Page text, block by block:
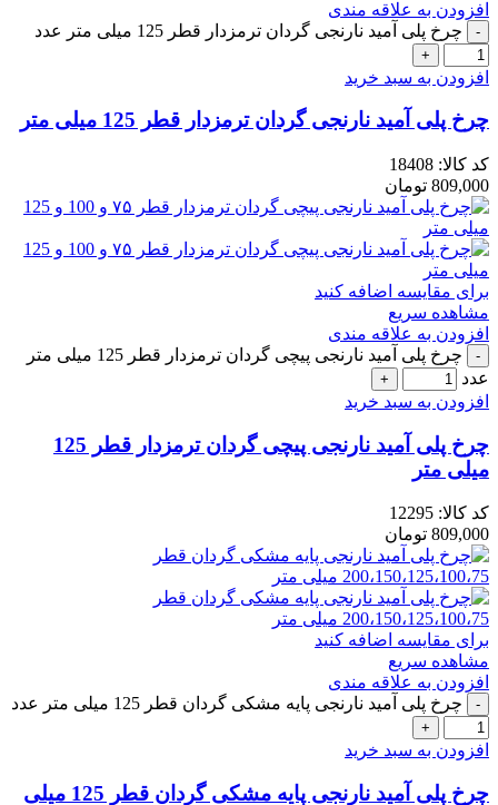
افزودن به علاقه مندی
چرخ پلی آمید نارنجی گردان ترمزدار قطر 125 میلی متر عدد
افزودن به سبد خرید
چرخ پلی آمید نارنجی گردان ترمزدار قطر 125 میلی متر
کد کالا: 18408
809,000 تومان
برای مقایسه اضافه کنید
مشاهده سریع
افزودن به علاقه مندی
چرخ پلی آمید نارنجی پیچی گردان ترمزدار قطر 125 میلی متر
عدد
افزودن به سبد خرید
چرخ پلی آمید نارنجی پیچی گردان ترمزدار قطر 125
میلی متر
کد کالا: 12295
809,000 تومان
برای مقایسه اضافه کنید
مشاهده سریع
افزودن به علاقه مندی
چرخ پلی آمید نارنجی پایه مشکی گردان قطر 125 میلی متر عدد
افزودن به سبد خرید
چرخ پلی آمید نارنجی پایه مشکی گردان قطر 125 میلی